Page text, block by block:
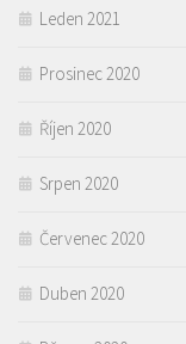
Leden 2021
Prosinec 2020
Říjen 2020
Srpen 2020
Červenec 2020
Duben 2020